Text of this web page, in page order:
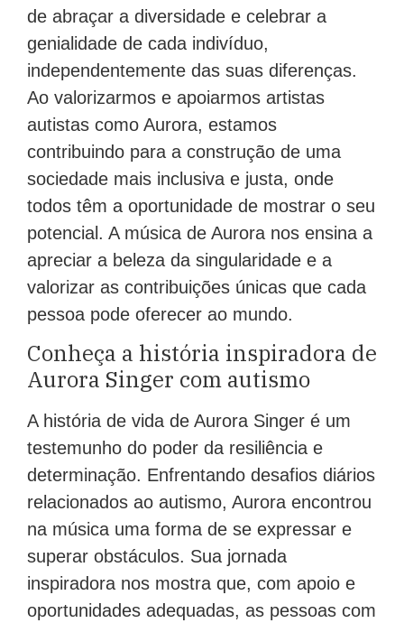
de abraçar a diversidade e celebrar a
genialidade de cada indivíduo,
independentemente das suas diferenças.
Ao valorizarmos e apoiarmos artistas
autistas como Aurora, estamos
contribuindo para a construção de uma
sociedade mais inclusiva e justa, onde
todos têm a oportunidade de mostrar o seu
potencial. A música de Aurora nos ensina a
apreciar a beleza da singularidade e a
valorizar as contribuições únicas que cada
pessoa pode oferecer ao mundo.
Conheça a história inspiradora de
Aurora Singer com autismo
A história de vida de Aurora Singer é um
testemunho do poder da resiliência e
determinação. Enfrentando desafios diários
relacionados ao autismo, Aurora encontrou
na música uma forma de se expressar e
superar obstáculos. Sua jornada
inspiradora nos mostra que, com apoio e
oportunidades adequadas, as pessoas com